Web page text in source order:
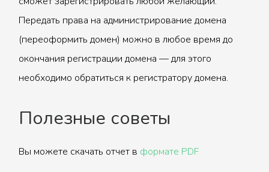
Передать права на администрирование домена
(переоформить домен) можно в любое время до
окончания регистрации домена — для этого
необходимо обратиться к регистратору домена.
Полезные советы
Вы можете скачать отчет в формате PDF